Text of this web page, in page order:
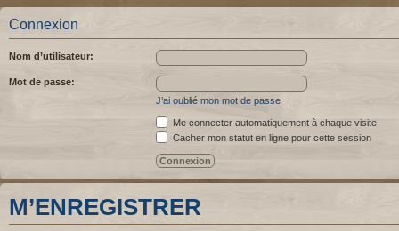
Connexion
Nom d’utilisateur:
Mot de passe:
J’ai oublié mon mot de passe
Me connecter automatiquement à chaque visite
Cacher mon statut en ligne pour cette session
M’ENREGISTRER